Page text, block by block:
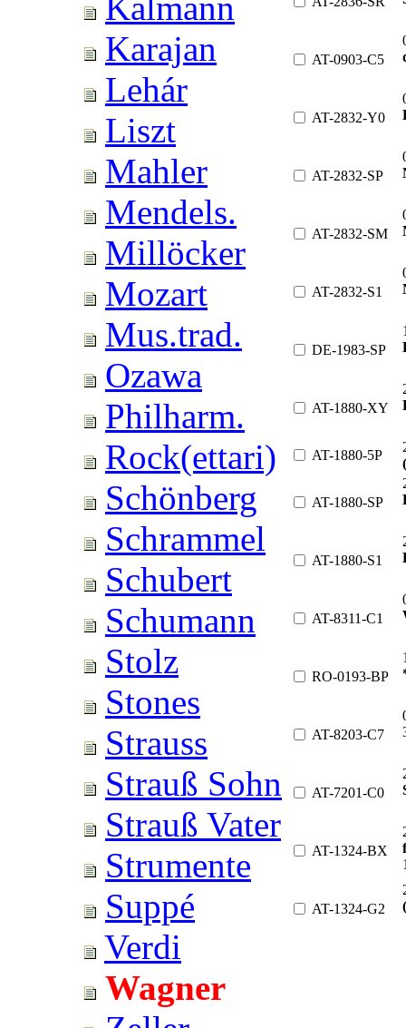
Karajan
Lehár
Liszt
Mahler
Mendels.
Millöcker
Mozart
Mus.trad.
Ozawa
Philharm.
Rock(ettari)
Schönberg
Schrammel
Schubert
Schumann
Stolz
Stones
Strauss
Strauß Sohn
Strauß Vater
Strumente
Suppé
Verdi
Wagner
AT-0903-C5
AT-2832-Y0
AT-2832-SP
AT-2832-SM
AT-2832-S1
DE-1983-SP
AT-1880-XY
AT-1880-5P
AT-1880-SP
AT-1880-S1
AT-8311-C1
RO-0193-BP
AT-8203-C7
AT-7201-C0
AT-1324-BX
AT-1324-G2